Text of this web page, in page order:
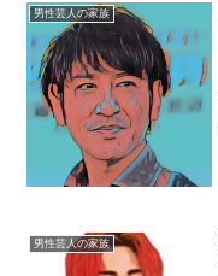
男性芸人の家族
男性芸人の家族